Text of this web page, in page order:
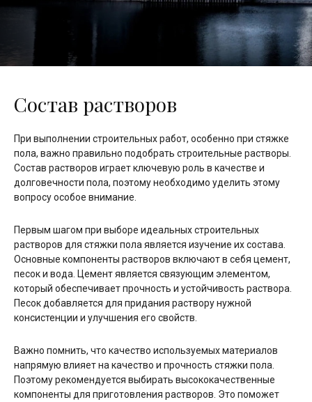
Состав растворов
При выполнении строительных работ, особенно при стяжке
пола, важно правильно подобрать строительные растворы.
Состав растворов играет ключевую роль в качестве и
долговечности пола, поэтому необходимо уделить этому
вопросу особое внимание.
Первым шагом при выборе идеальных строительных
растворов для стяжки пола является изучение их состава.
Основные компоненты растворов включают в себя цемент,
песок и вода. Цемент является связующим элементом,
который обеспечивает прочность и устойчивость раствора.
Песок добавляется для придания раствору нужной
консистенции и улучшения его свойств.
Важно помнить, что качество используемых материалов
напрямую влияет на качество и прочность стяжки пола.
Поэтому рекомендуется выбирать высококачественные
компоненты для приготовления растворов. Это поможет